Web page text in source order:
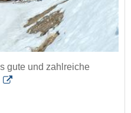
gute und zahlreiche